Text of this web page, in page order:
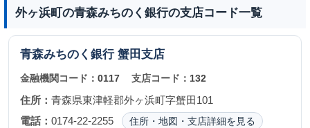
外ヶ浜町の青森みちのく銀行の支店コード一覧
青森みちのく銀行 蟹田支店
金融機関コード： 0117 支店コード： 132
住所： 青森県東津軽郡外ヶ浜町字蟹田101
電話： 0174-22-2255 住所・地図・支店詳細を見る